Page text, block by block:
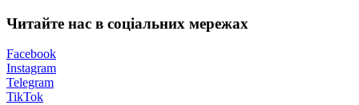
Читайте нас в соціальних мережах
Facebook
Instagram
Telegram
TikTok